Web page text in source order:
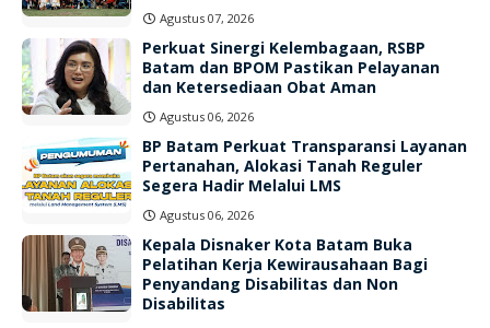
Agustus 07, 2026
Perkuat Sinergi Kelembagaan, RSBP
Batam dan BPOM Pastikan Pelayanan
dan Ketersediaan Obat Aman
Agustus 06, 2026
BP Batam Perkuat Transparansi Layanan
Pertanahan, Alokasi Tanah Reguler
Segera Hadir Melalui LMS
Agustus 06, 2026
Kepala Disnaker Kota Batam Buka
Pelatihan Kerja Kewirausahaan Bagi
Penyandang Disabilitas dan Non
Disabilitas